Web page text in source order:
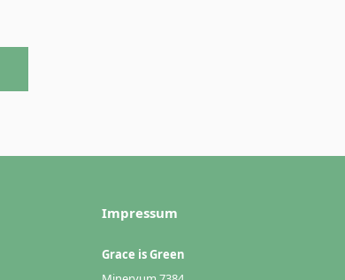
Impressum
Grace is Green